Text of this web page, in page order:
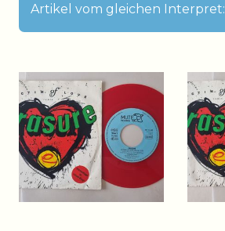
Artikel vom gleichen Interpret: